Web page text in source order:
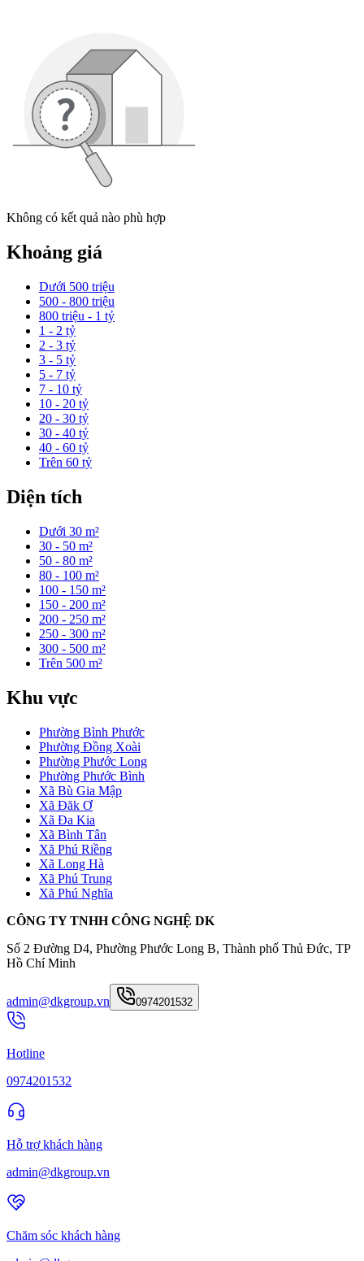
Không có kết quả nào phù hợp
Khoảng giá
Dưới 500 triệu
500 - 800 triệu
800 triệu - 1 tỷ
1 - 2 tỷ
2 - 3 tỷ
3 - 5 tỷ
5 - 7 tỷ
7 - 10 tỷ
10 - 20 tỷ
20 - 30 tỷ
30 - 40 tỷ
40 - 60 tỷ
Trên 60 tỷ
Diện tích
Dưới 30 m²
30 - 50 m²
50 - 80 m²
80 - 100 m²
100 - 150 m²
150 - 200 m²
200 - 250 m²
250 - 300 m²
300 - 500 m²
Trên 500 m²
Khu vực
Phường Bình Phước
Phường Đồng Xoài
Phường Phước Long
Phường Phước Bình
Xã Bù Gia Mập
Xã Đăk Ơ
Xã Đa Kia
Xã Bình Tân
Xã Phú Riềng
Xã Long Hà
Xã Phú Trung
Xã Phú Nghĩa
CÔNG TY TNHH CÔNG NGHỆ DK
Số 2 Đường D4, Phường Phước Long B, Thành phố Thủ Đức, TP
Hồ Chí Minh
admin@dkgroup.vn 0974201532
Hotline
0974201532
Hỗ trợ khách hàng
admin@dkgroup.vn
Chăm sóc khách hàng